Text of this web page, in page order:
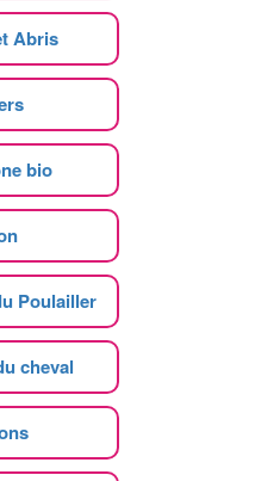
Abris
bio
Poulailler
cheval